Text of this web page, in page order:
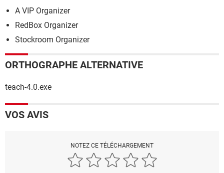
A VIP Organizer
RedBox Organizer
Stockroom Organizer
ORTHOGRAPHE ALTERNATIVE
teach-4.0.exe
VOS AVIS
NOTEZ CE TÉLÉCHARGEMENT